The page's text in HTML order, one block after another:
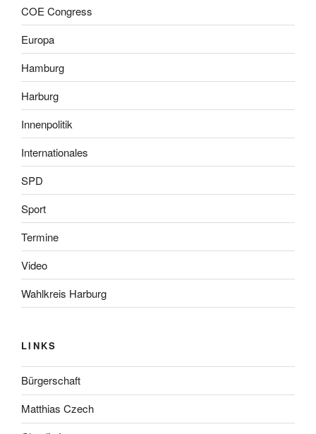
COE Congress
Europa
Hamburg
Harburg
Innenpolitik
Internationales
SPD
Sport
Termine
Video
Wahlkreis Harburg
LINKS
Bürgerschaft
Matthias Czech